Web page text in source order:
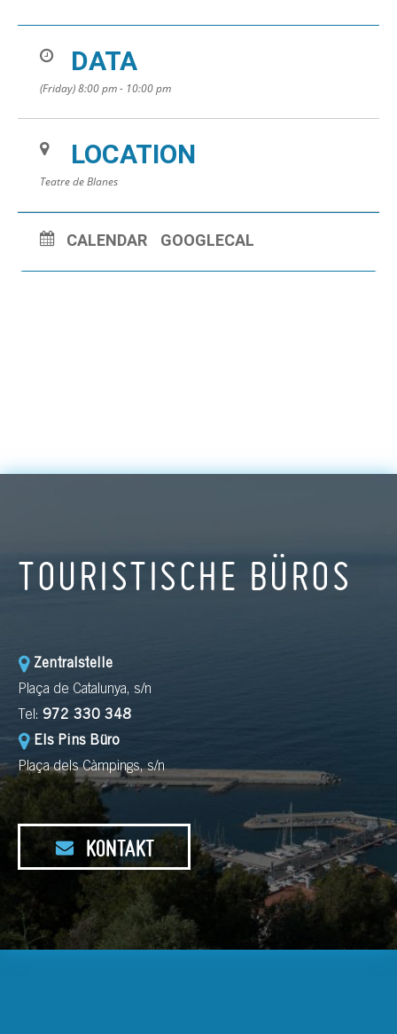
DATA
(Friday) 8:00 pm - 10:00 pm
LOCATION
Teatre de Blanes
CALENDAR GOOGLECAL
TOURISTISCHE BÜROS
Zentralstelle
Plaça de Catalunya, s/n
Tel: 972 330 348
Els Pins Büro
Plaça dels Càmpings, s/n
KONTAKT